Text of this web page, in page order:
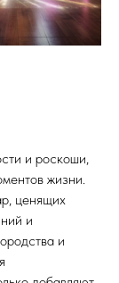
и роскоши,
жизни.
ценящих
и
и